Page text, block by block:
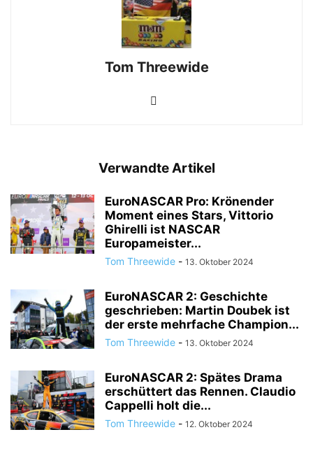
Tom Threewide
Verwandte Artikel
EuroNASCAR Pro: Krönender
Moment eines Stars, Vittorio
Ghirelli ist NASCAR
Europameister...
Tom Threewide - 13. Oktober 2024
EuroNASCAR 2: Geschichte
geschrieben: Martin Doubek ist
der erste mehrfache Champion...
Tom Threewide - 13. Oktober 2024
EuroNASCAR 2: Spätes Drama
erschüttert das Rennen. Claudio
Cappelli holt die...
Tom Threewide - 12. Oktober 2024